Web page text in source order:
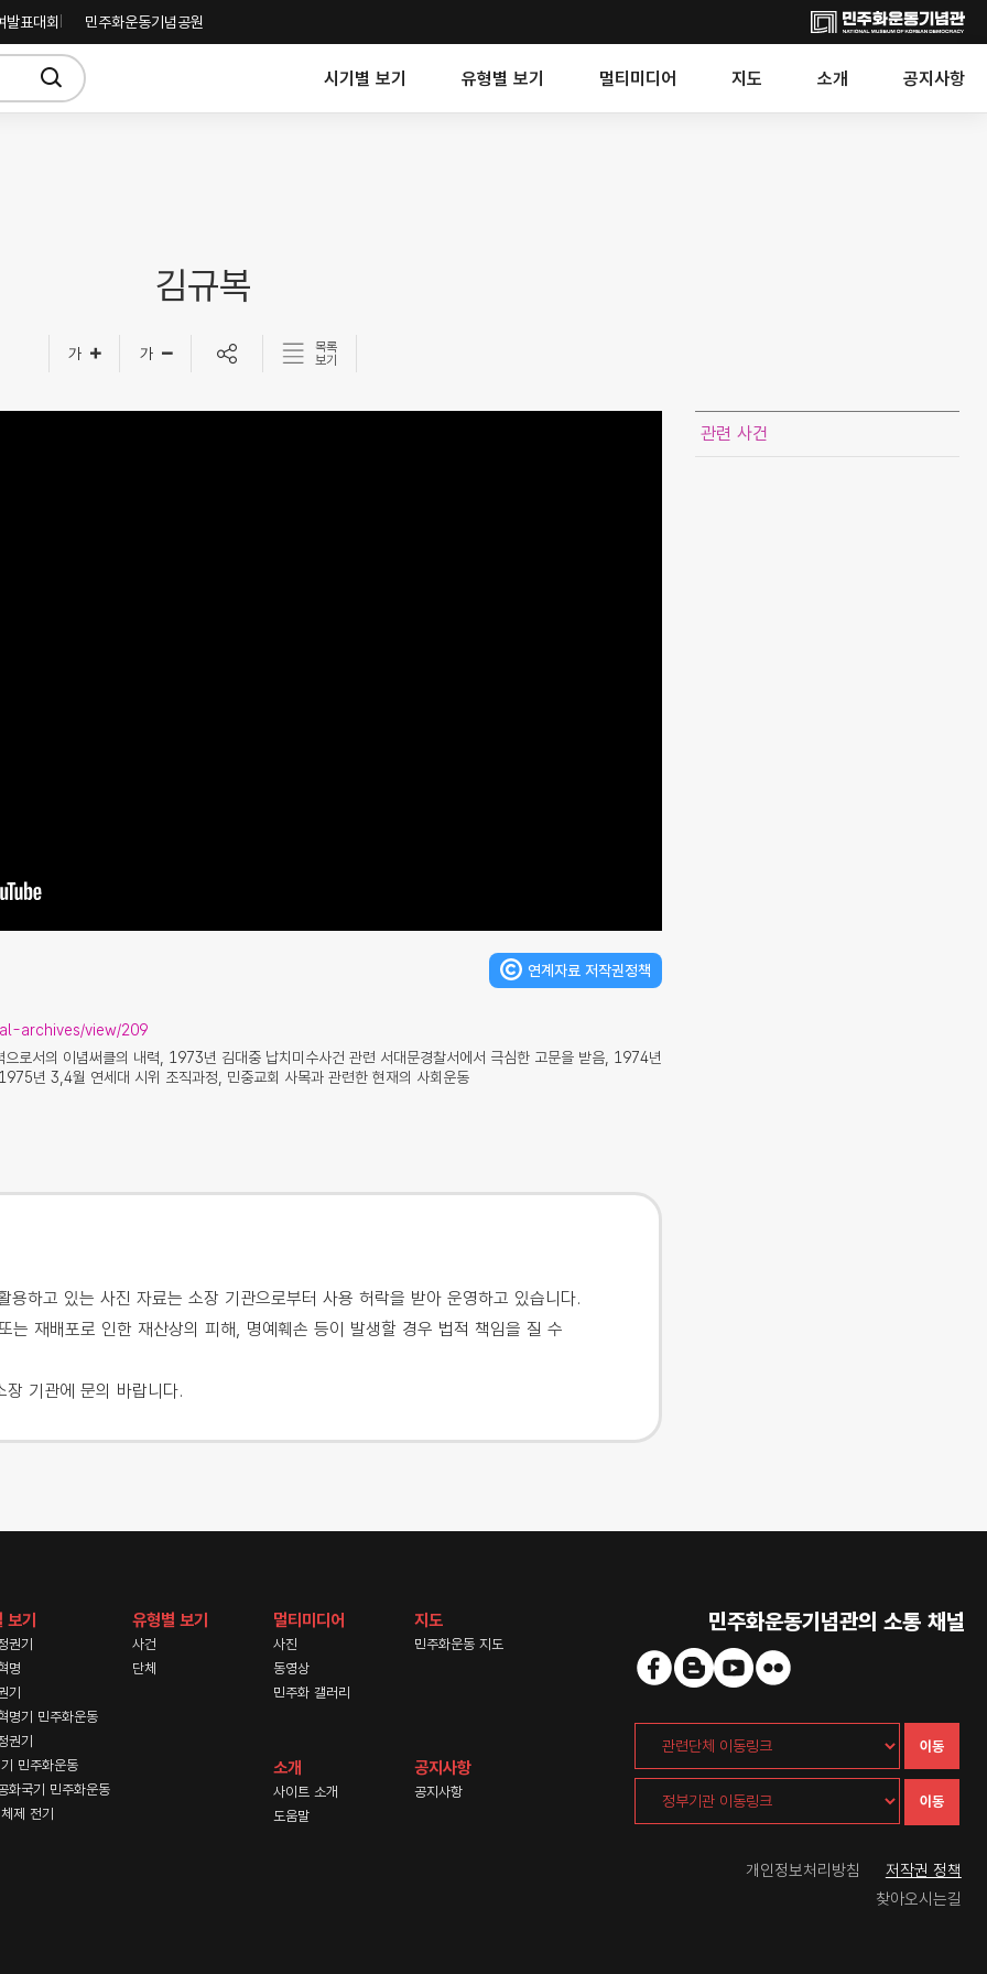
발표대회 민주화운동기념공원
시기별 보기 유형별 보기 멀티미디어 지도 소개 공지사항
김규복
목록
보기
연계자료 저작권정책
archives/view/209
로서의 이념써클의 내력, 1973년 김대중 납치미수사건 관련 서대문경찰서에서 극심한 고문을 받음, 1974년
년 3,4월 연세대 시위 조직과정, 민중교회 사목과 관련한 현재의 사회운동
용하고 있는 사진 자료는 소장 기관으로부터 사용 허락을 받아 운영하고 있습니다.
는 재배포로 인한 재산상의 피해, 명예훼손 등이 발생할 경우 법적 책임을 질 수
기관에 문의 바랍니다.
관련 사건
보기
권기
명
기
명기 민주화운동
권기
민주화운동
화국기 민주화운동
제 전기
유형별 보기
사건
단체
멀티미디어
사진
동영상
민주화 갤러리
소개
사이트 소개
도움말
지도
민주화운동 지도
공지사항
공지사항
민주화운동기념관의 소통 채널
이동
이동
개인정보처리방침
저작권 정책
찾아오시는길